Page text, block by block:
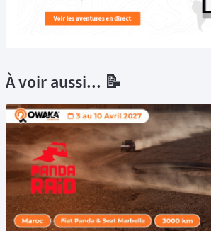
À voir aussi... 📝